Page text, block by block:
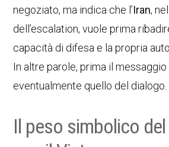
negoziato, ma indica che l’Iran,
dell’escalation, vuole prima
capacità di difesa e la propria
In altre parole, prima il
eventualmente quello del dialogo.
Il peso simbolico